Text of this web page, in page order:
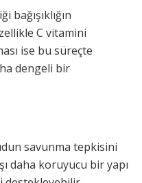
C vitamini
ise bu süreçte
dengeli bir
savunma tepkisini
daha koruyucu bir yapı